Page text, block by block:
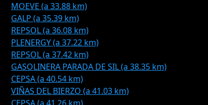
MOEVE (a 33.88 km)
GALP (a 35.39 km)
REPSOL (a 36.08 km)
PLENERGY (a 37.22 km)
REPSOL (a 37.42 km)
GASOLINERA PARADA DE SIL (a 38.35 km)
CEPSA (a 40.54 km)
VIÑAS DEL BIERZO (a 41.03 km)